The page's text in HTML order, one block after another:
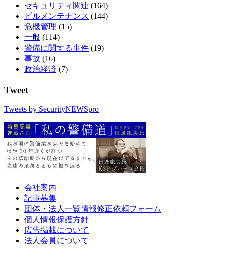
セキュリティ関連 (164)
ビルメンテナンス (144)
危機管理 (15)
一般 (114)
警備に関する事件 (19)
事故 (16)
政治経済 (7)
Tweet
Tweets by SecurityNEWSpro
会社案内
記事募集
団体・法人一覧情報修正依頼フォーム
個人情報保護方針
広告掲載について
法人会員について